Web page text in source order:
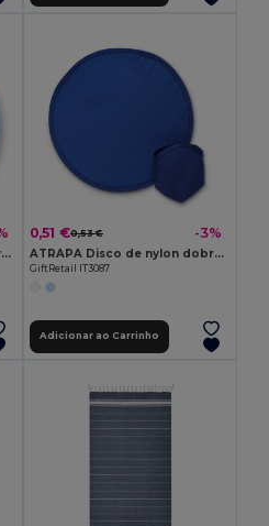
PLAYTIME Bola de Praia Inflável com Listras Coloridas
0,51 €0,53 € -3%
ATRAPA Disco de nylon dobrável
GiftRetail IT3087
Adicionar ao Carrinho